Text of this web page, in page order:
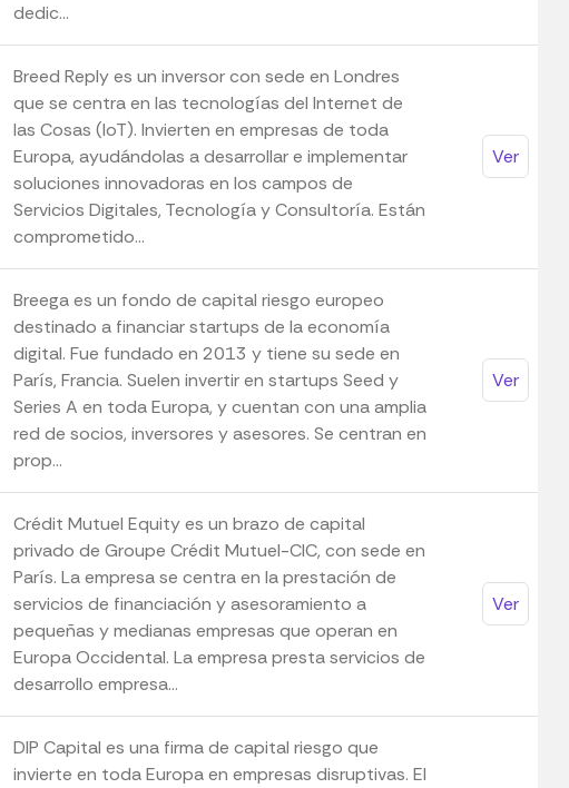
dedic...
Breed Reply es un inversor con sede en Londres
que se centra en las tecnologías del Internet de
las Cosas (IoT). Invierten en empresas de toda
Europa, ayudándolas a desarrollar e implementar
soluciones innovadoras en los campos de
Servicios Digitales, Tecnología y Consultoría. Están
comprometido...
Ver
Breega es un fondo de capital riesgo europeo
destinado a financiar startups de la economía
digital. Fue fundado en 2013 y tiene su sede en
París, Francia. Suelen invertir en startups Seed y
Series A en toda Europa, y cuentan con una amplia
red de socios, inversores y asesores. Se centran en
prop...
Ver
Crédit Mutuel Equity es un brazo de capital
privado de Groupe Crédit Mutuel-CIC, con sede en
París. La empresa se centra en la prestación de
servicios de financiación y asesoramiento a
pequeñas y medianas empresas que operan en
Europa Occidental. La empresa presta servicios de
desarrollo empresa...
Ver
DIP Capital es una firma de capital riesgo que
invierte en toda Europa en empresas disruptivas. El